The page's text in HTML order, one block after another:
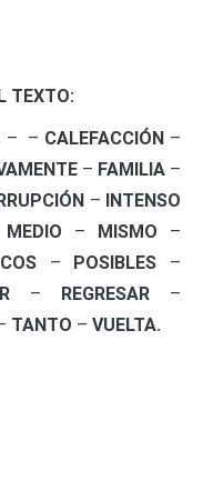
TEXTO:
– – CALEFACCIÓN –
– FAMILIA –
– INTENSO
MEDIO – MISMO –
– POSIBLES –
– REGRESAR –
TANTO – VUELTA.